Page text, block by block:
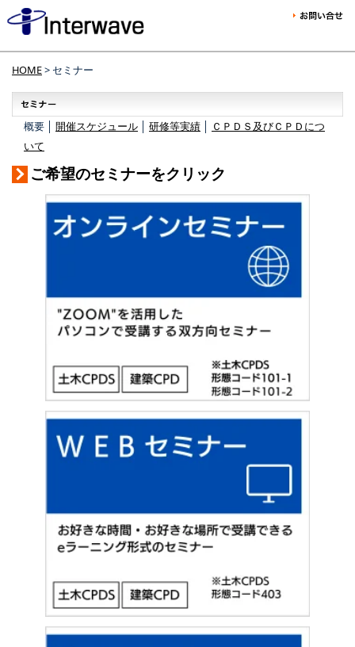
HOME> セミナー
概要 │ 開催スケジュール 研修等実績
ＣＰＤＳ及びＣＰＤにつ
いて
ご希望のセミナーをクリック